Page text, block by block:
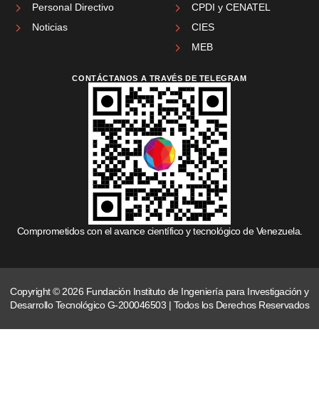
Personal Directivo
Noticias
CPDI y CENATEL
CIES
MEB
CONTÁCTANOS A TRAVÉS DE TELEGRAM
Comprometidos con el avance científico y tecnológico de Venezuela.
Copyright © 2026 Fundación Instituto de Ingeniería para Investigación y
Desarrollo Tecnológico G-200046503 | Todos los Derechos Reservados